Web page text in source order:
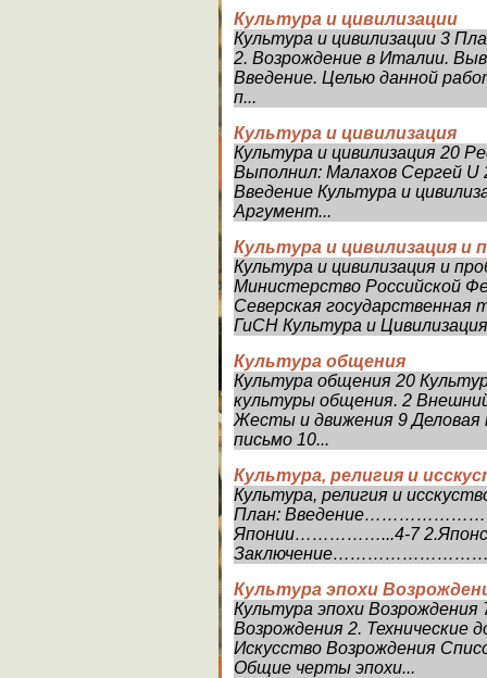
Культура и цивилизации
Культура и цивилизации 3
2. Возрождение в Италии.
Введение. Целью данной
п...
Культура и цивилизация
Культура и цивилизация 20
Выполнил: Малахов Сергей
Введение Культура и
Аргумент...
Культура и цивилизация и
Культура и цивилизация и
Министерство Российской
Северская государственная
ГиСН Культура и
Культура общения
Культура общения 20
культуры общения. 2
Жесты и движения 9 Деловая
письмо 10...
Культура, религия и
Культура, религия и
План:
Японии……………...4-7
Культура эпохи
Культура эпохи
Возрождения 2. Технические
Искусство Возрождения
Общие черты эпохи...